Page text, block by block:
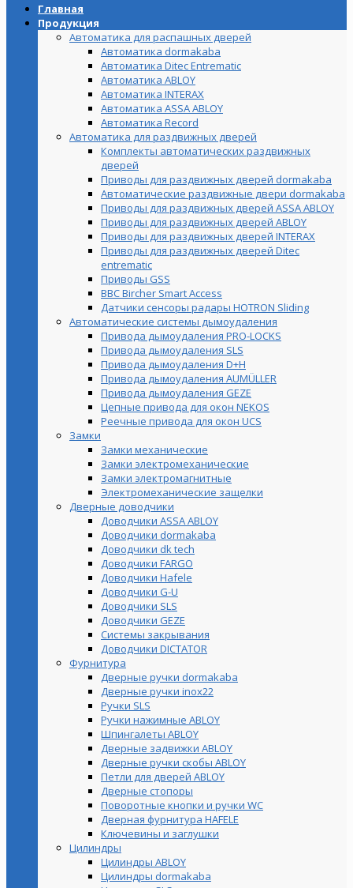
Главная
Продукция
Автоматика для распашных дверей
Автоматика dormakaba
Автоматика Ditec Entrematic
Автоматика ABLOY
Автоматика INTERAX
Автоматика ASSA ABLOY
Автоматика Record
Автоматика для раздвижных дверей
Комплекты автоматических раздвижных
дверей
Приводы для раздвижных дверей dormakaba
Автоматические раздвижные двери dormakaba
Приводы для раздвижных дверей ASSA ABLOY
Приводы для раздвижных дверей ABLOY
Приводы для раздвижных дверей INTERAX
Приводы для раздвижных дверей Ditec
entrematic
Приводы GSS
BBC Bircher Smart Access
Датчики сенсоры радары HOTRON Sliding
Автоматические системы дымоудаления
Привода дымоудаления PRO-LOCKS
Привода дымоудаления SLS
Привода дымоудаления D+H
Привода дымоудаления AUMÜLLER
Привода дымоудаления GEZE
Цепные привода для окон NEKOS
Реечные привода для окон UСS
Замки
Замки механические
Замки электромеханические
Замки электромагнитные
Электромеханические защелки
Дверные доводчики
Доводчики ASSA ABLOY
Доводчики dormakaba
Доводчики dk tech
Доводчики FARGO
Доводчики Hafele
Доводчики G-U
Доводчики SLS
Доводчики GEZE
Cистемы закрывания
Доводчики DICTATOR
Фурнитура
Дверные ручки dormakaba
Дверные ручки inox22
Ручки SLS
Ручки нажимные ABLOY
Шпингалеты ABLOY
Дверные задвижки ABLOY
Дверные ручки скобы ABLOY
Петли для дверей ABLOY
Дверные стопоры
Поворотные кнопки и ручки WC
Дверная фурнитура HAFELE
Ключевины и заглушки
Цилиндры
Цилиндры ABLOY
Цилиндры dormakaba